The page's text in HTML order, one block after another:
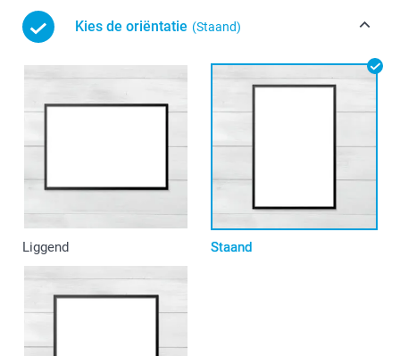
Kies de oriëntatie (Staand)
Liggend Staand